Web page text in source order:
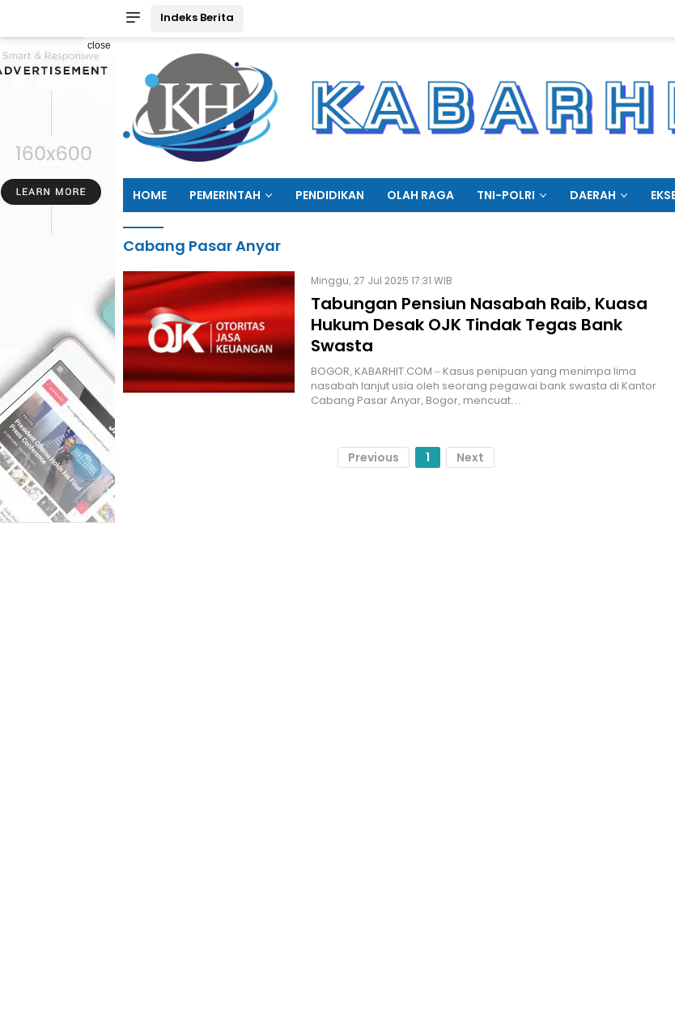
Indeks Berita
close
HOME PEMERINTAH PENDIDIKAN OLAH RAGA TNI-POLRI DAERAH
Cabang Pasar Anyar
Minggu, 27 Jul 2025 17:31 WIB
Tabungan Pensiun Nasabah Raib, Kuasa
Hukum Desak OJK Tindak Tegas Bank
Swasta
BOGOR, KABARHIT.COM – Kasus penipuan yang menimpa lima
nasabah lanjut usia oleh seorang pegawai bank swasta di Kantor
Cabang Pasar Anyar, Bogor, mencuat…
Previous 1 Next